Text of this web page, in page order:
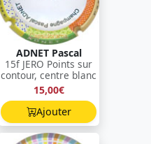
ADNET Pascal
15f JERO Points sur
contour, centre blanc
15,00€
Ajouter